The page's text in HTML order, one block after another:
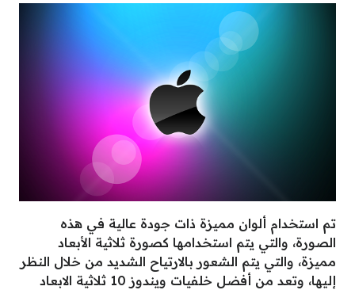
تم استخدام ألوان مميزة ذات جودة عالية في هذه
الصورة، والتي يتم استخدامها كصورة ثلاثية الأبعاد
مميزة، والتي يتم الشعور بالارتياح الشديد من خلال النظر
إليها، وتعد من أفضل خلفيات ويندوز 10 ثلاثية الابعاد